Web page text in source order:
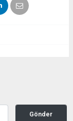
Gönder